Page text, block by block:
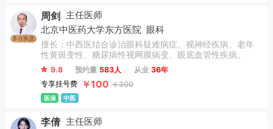
多点执业
周剑 主任医师
北京中医药大学东方医院
眼科
擅长：中西医结合诊治眼科疑难病症、视神经疾病、老年
性黄斑变性、糖尿病性视网膜病变、眼底血管性疾病。
9.8 预约量 583人 从业 36年
专享挂号费
￥100 ￥300
医保 中医
李倩 主任医师